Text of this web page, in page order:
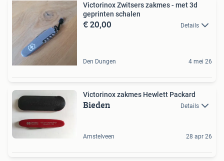
Victorinox Zwitsers zakmes - met 3d
geprinten schalen
€ 20,00 Details
Den Dungen 4 mei 26
Victorinox zakmes Hewlett Packard
Bieden Details
Amstelveen 28 apr 26